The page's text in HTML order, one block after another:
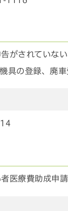
がされていない
具の登録、廃
医療費助成申